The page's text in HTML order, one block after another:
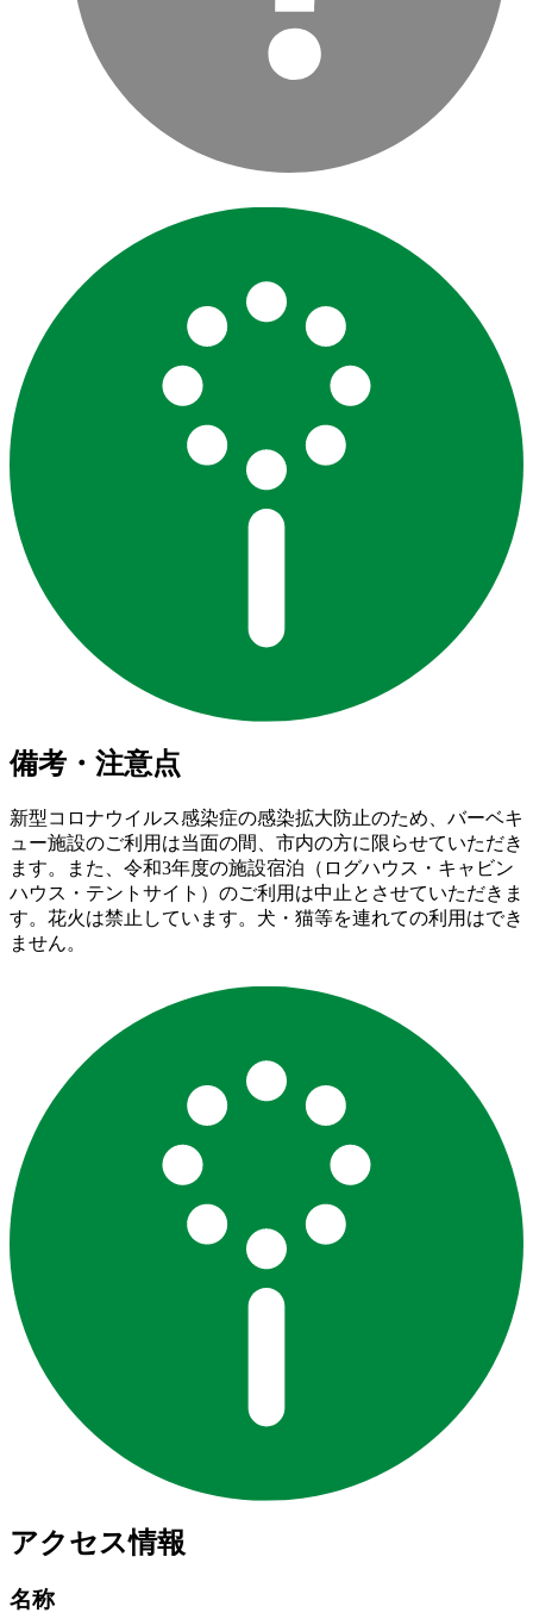
備考・注意点
新型コロナウイルス感染症の感染拡大防止のため、バーベキ
ュー施設のご利用は当面の間、市内の方に限らせていただき
ます。また、令和3年度の施設宿泊（ログハウス・キャビン
ハウス・テントサイト）のご利用は中止とさせていただきま
す。花火は禁止しています。犬・猫等を連れての利用はでき
ません。
アクセス情報
名称